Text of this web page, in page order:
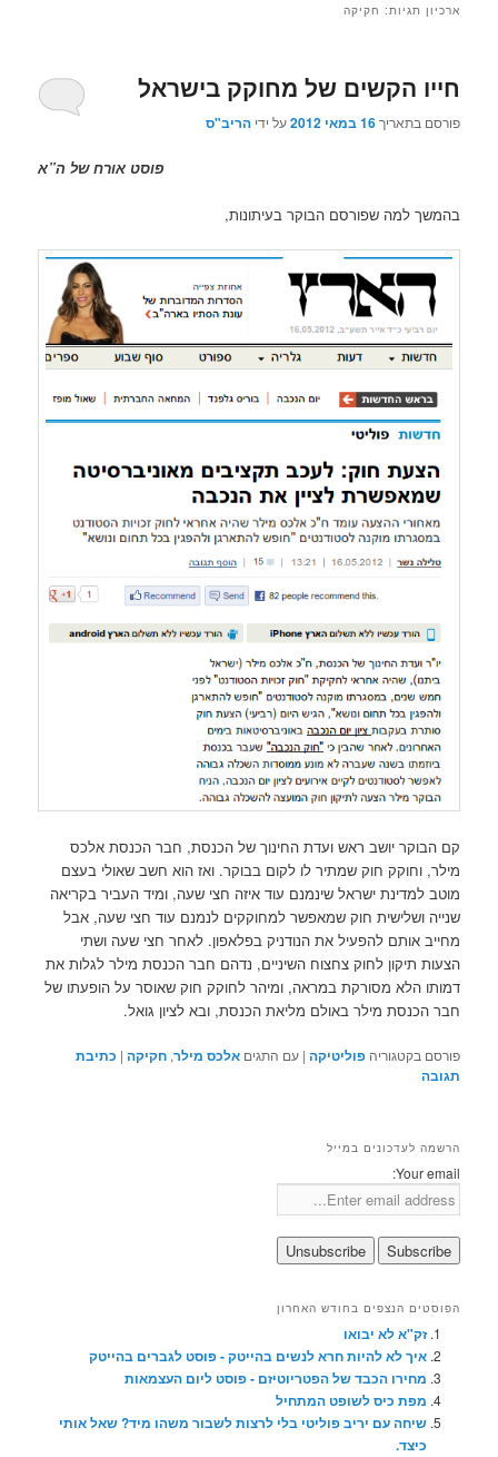
ארכיון תגיות: חקיקה
חייו הקשים של מחוקק בישראל‎
פורסם בתאריך16 במאי 2012 על ידיהריב"ס
פוסט אורח של ה”א
בהמשך למה שפורסם הבוקר בעיתונות,
קם הבוקר יושב ראש ועדת החינוך של הכנסת, חבר הכנסת אלכס
מילר, וחוקק חוק שמתיר לו לקום בבוקר. ואז הוא חשב שאולי בעצם
מוטב למדינת ישראל שינמנם עוד איזה חצי שעה, ומיד העביר בקריאה
שנייה ושלישית חוק שמאפשר למחוקקים לנמנם עוד חצי שעה, אבל
מחייב אותם להפעיל את הנודניק בפלאפון. לאחר חצי שעה ושתי
הצעות תיקון לחוק צחצוח השיניים, נדהם חבר הכנסת מילר לגלות את
דמותו הלא מסורקת במראה, ומיהר לחוקק חוק שאוסר על הופעתו של
חבר הכנסת מילר באולם מליאת הכנסת, ובא לציון גואל.
פורסם בקטגוריה פוליטיקה |עם התגים אלכס מילר,חקיקה | כתיבת
תגובה
הרשמה לעדכונים במייל
Your email:
הפוסטים הנצפים בחודש האחרון
זק"א לא יבואו
איך לא להיות חרא לנשים בהייטק - פוסט לגברים בהייטק
מחירו הכבד של הפטריוטיזם - פוסט ליום העצמאות
מפת כיס לשופט המתחיל
שיחה עם יריב פוליטי בלי לרצות לשבור משהו מיד? שאל אותי
כיצד.